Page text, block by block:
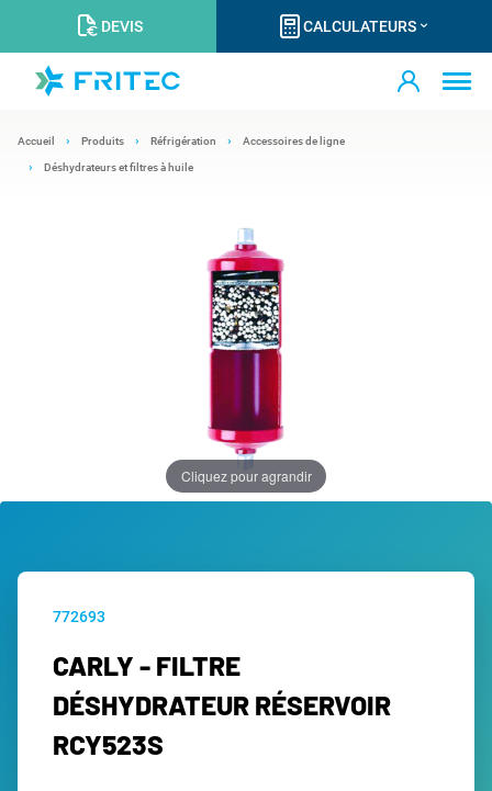
DEVIS CALCULATEURS
Accueil Produits Réfrigération Accessoires de ligne
Déshydrateurs et filtres à huile
Cliquez pour agrandir
772693
CARLY - FILTRE
DÉSHYDRATEUR RÉSERVOIR
RCY523S